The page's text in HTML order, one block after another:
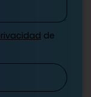
de